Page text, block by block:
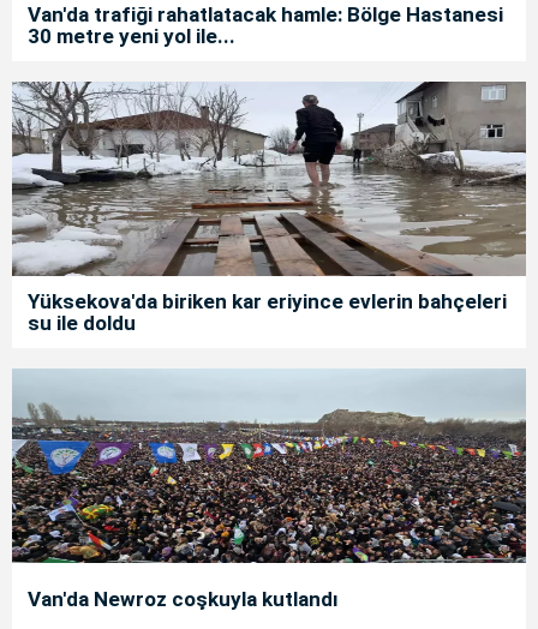
Van'da trafiği rahatlatacak hamle: Bölge Hastanesi
30 metre yeni yol ile...
Yüksekova'da biriken kar eriyince evlerin bahçeleri
su ile doldu
Van'da Newroz coşkuyla kutlandı